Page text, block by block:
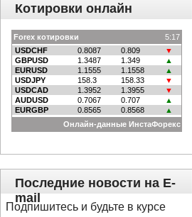
Котировки онлайн
Последние новости на E-
mail
Подпишитесь и будьте в курсе